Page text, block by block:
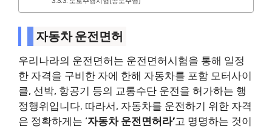
자동차 운전면허
우리나라의 운전면허는 운전면허시험을 통해 일정
한 자격을 구비한 자에 한해 자동차를 포함 모터사이
클, 선박, 항공기 등의 교통수단 운전을 허가하는 행
정행위입니다. 따라서, 자동차를 운전하기 위한 자격
은 정확하게는 ‘자동차 운전면허라’고 명명하는 것이